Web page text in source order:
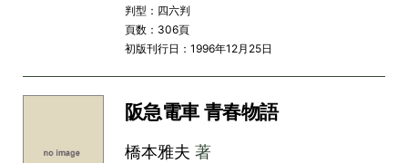
判型：四六判
頁数：306頁
初版刊行日：1996年12月25日
阪急電車 青春物語
橋本雅夫 著